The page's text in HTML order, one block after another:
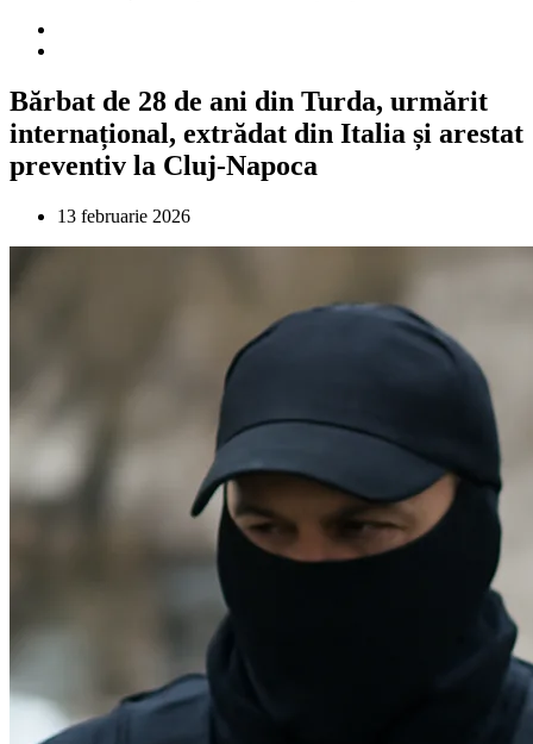
Bărbat de 28 de ani din Turda, urmărit
internațional, extrădat din Italia și arestat
preventiv la Cluj-Napoca
13 februarie 2026